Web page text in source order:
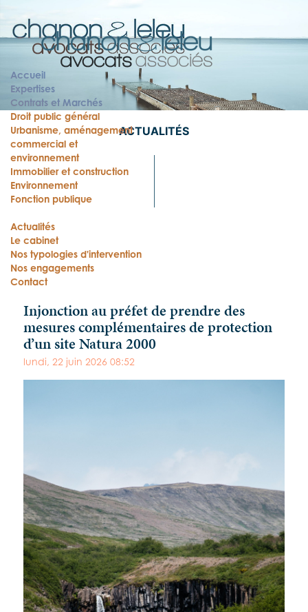
Accueil
Expertises
Contrats et Marchés
Droit public général
Urbanisme, aménagement
commercial et
environnement
Immobilier et construction
Environnement
Fonction publique
Actualités
Le cabinet
Nos typologies d'intervention
Nos engagements
Contact
ACTUALITÉS
Injonction au préfet de prendre des
mesures complémentaires de protection
d’un site Natura 2000
lundi, 22 juin 2026 08:52